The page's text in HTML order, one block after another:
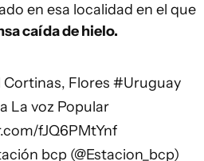
en esa localidad en el que
caída de hielo.
Cortinas, Flores #Uruguay
La voz Popular
fJQ6PMtYnf
bcp (@Estacion_bcp)